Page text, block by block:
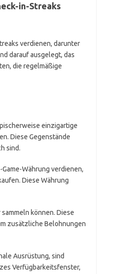
in-Streaks
verdienen, darunter
darauf ausgelegt, das
die regelmäßige
einzigartige
Diese Gegenstände
sind.
Währung verdienen,
Diese Währung
können. Diese
zusätzliche Belohnungen
Ausrüstung, sind
Verfügbarkeitsfenster,